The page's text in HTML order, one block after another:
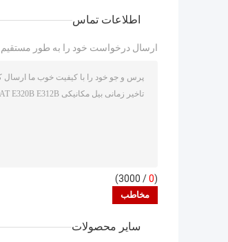
اطلاعات تماس
ارسال درخواست خود را به طور مستقیم
(
0
/ 3000)
سایر محصولات